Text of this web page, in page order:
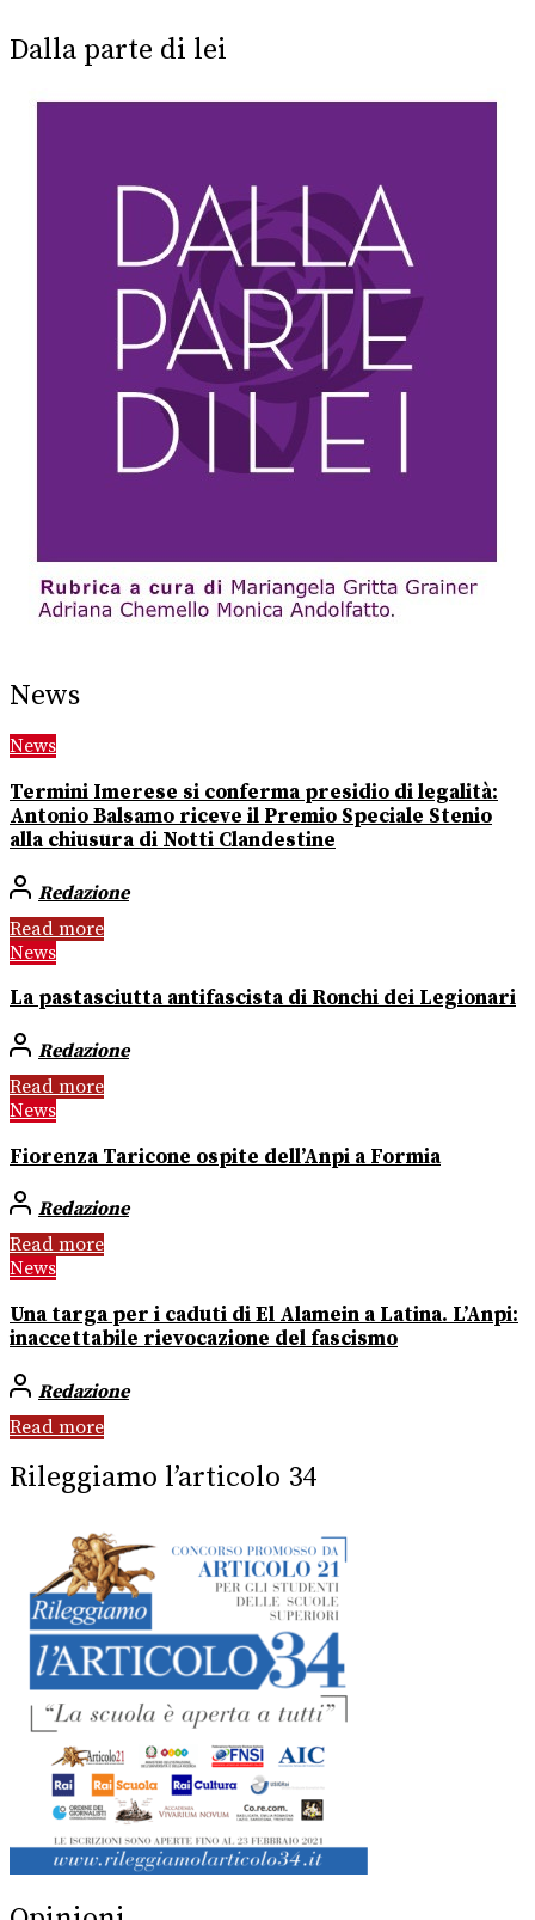
Dalla parte di lei
News
News
Termini Imerese si conferma presidio di legalità:
Antonio Balsamo riceve il Premio Speciale Stenio
alla chiusura di Notti Clandestine
Redazione
Read more
News
La pastasciutta antifascista di Ronchi dei Legionari
Redazione
Read more
News
Fiorenza Taricone ospite dell’Anpi a Formia
Redazione
Read more
News
Una targa per i caduti di El Alamein a Latina. L’Anpi:
inaccettabile rievocazione del fascismo
Redazione
Read more
Rileggiamo l’articolo 34